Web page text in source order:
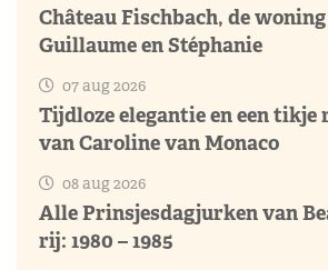
Château Fischbach, de
Guillaume en Stéphanie
07 aug 2026
Tijdloze elegantie en een tikje
van Caroline van Monaco
08 aug 2026
Alle Prinsjesdagjurken van
rij: 1980 – 1985